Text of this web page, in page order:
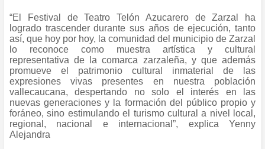
“El Festival de Teatro Telón Azucarero de Zarzal ha
logrado trascender durante sus años de ejecución, tanto
así, que hoy por hoy, la comunidad del municipio de Zarzal
lo reconoce como muestra artística y cultural
representativa de la comarca zarzaleña, y que además
promueve el patrimonio cultural inmaterial de las
expresiones vivas presentes en nuestra población
vallecaucana, despertando no solo el interés en las
nuevas generaciones y la formación del público propio y
foráneo, sino estimulando el turismo cultural a nivel local,
regional, nacional e internacional”, explica Yenny
Alejandra